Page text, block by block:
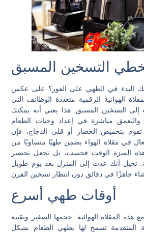
التسخين المسبق
البدء في الطهي على الفور؟ على عكس
الهوائية الرقمية متعددة الوظائف التي
إلى التسخين المسبق. هذا يعني أنه يمكنك
مباشرة في إعداد وجبات الطعام
بتحميص الخضار أو قلي الدجاج، فإن
في مقلاة الهواء يضمن طهيًا متساويًا من
هذه الميزة الوقت فحسب، بل تجعل تحضير
تخيل أنك عدت إلى المنزل بعد يوم طويل
أوقات طهي أسرع
المقلاة الهوائية. حجمها الصغير وتقنية
المتقدمة تسمح لها بطهي الطعام بشكل